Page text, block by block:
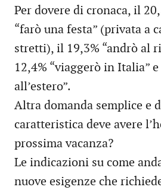
Per dovere di cronaca, il
“farò una festa” (privata a
stretti), il 19,3% “andrò al
12,4% “viaggerò in Italia”
all’estero”.
Altra domanda semplice e
caratteristica deve avere
prossima vacanza?
Le indicazioni su come
nuove esigenze che